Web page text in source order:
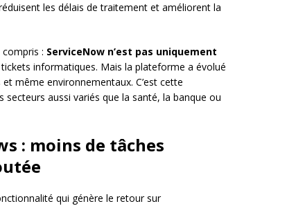
les délais de traitement et améliorent la
: ServiceNow n’est pas uniquement
informatiques. Mais la plateforme a évolué
même environnementaux. C’est cette
aussi variés que la santé, la banque ou
: moins de tâches
qui génère le retour sur